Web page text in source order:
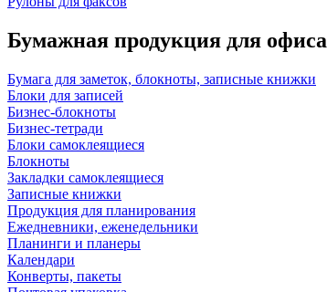
Бумажная продукция для офиса
Бумага для заметок, блокноты, записные книжки
Блоки для записей
Бизнес-блокноты
Бизнес-тетради
Блоки самоклеящиеся
Блокноты
Закладки самоклеящиеся
Записные книжки
Продукция для планирования
Ежедневники, еженедельники
Планинги и планеры
Календари
Конверты, пакеты